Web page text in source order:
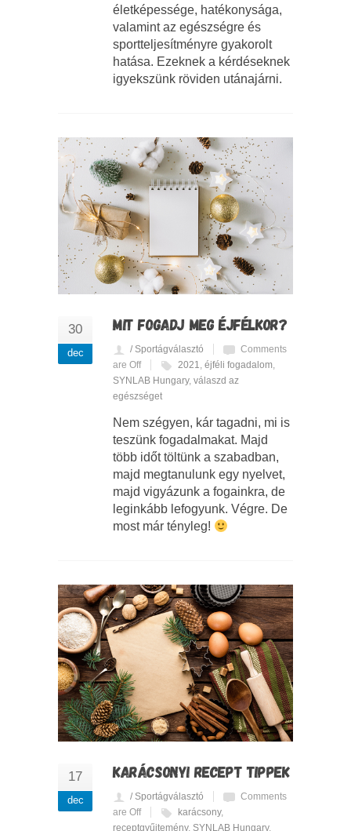
életképessége, hatékonysága,
valamint az egészségre és
sportteljesítményre gyakorolt
hatása. Ezeknek a kérdéseknek
igyekszünk röviden utánajárni.
30
dec
MIT FOGADJ MEG ÉJFÉLKOR?
/ Sportágválasztó
Comments
are Off
2021, éjféli fogadalom,
SYNLAB Hungary, válaszd az
egészséget
Nem szégyen, kár tagadni, mi is
teszünk fogadalmakat. Majd
több időt töltünk a szabadban,
majd megtanulunk egy nyelvet,
majd vigyázunk a fogainkra, de
leginkább lefogyunk. Végre. De
most már tényleg!
17
dec
KARÁCSONYI RECEPT TIPPEK
/ Sportágválasztó
Comments
are Off
karácsony,
receptgyűjtemény, SYNLAB Hungary,